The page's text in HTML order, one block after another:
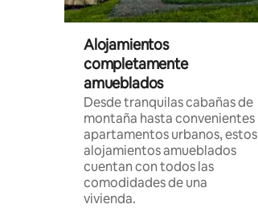
Alojamientos
completamente
amueblados
Desde tranquilas cabañas de
montaña hasta convenientes
apartamentos urbanos, estos
alojamientos amueblados
cuentan con todos las
comodidades de una
vivienda.